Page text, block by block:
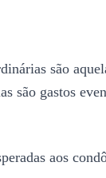
são
são gastos
aos